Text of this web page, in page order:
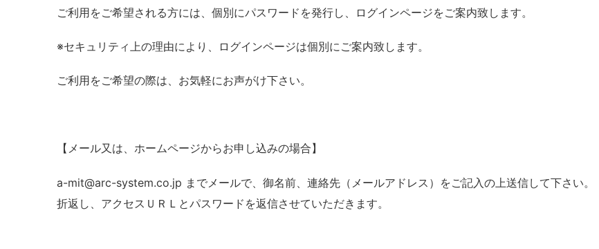
ご利用をご希望される方には、個別にパスワードを発行し、ログインページをご案内致します。
※セキュリティ上の理由により、ログインページは個別にご案内致します。
ご利用をご希望の際は、お気軽にお声がけ下さい。
【メール又は、ホームページからお申し込みの場合】
a-mit@arc-system.co.jp までメールで、御名前、連絡先（メールアドレス）をご記入の上送信して下さい。
折返し、アクセスＵＲＬとパスワードを返信させていただきます。